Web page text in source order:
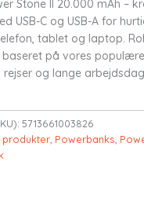
Stone II 20.000 mAh –
USB-C og USB-A for
tablet og laptop.
på vores
rejser og lange
5713661003826
produkter Powerbanks